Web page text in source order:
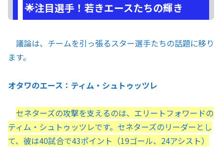
🌟注目選手！若きエースたちの輝き
議論は、チームを引っ張るスター選手たちの話題に移り
ます。
オタワのエース：ティム・シュトゥッツレ
セネターズの攻撃を支えるのは、エリートフォワードの
ティム・シュトゥッツレです。セネターズのリーダーとし
て、彼は40試合で43ポイント（19ゴール、24アシスト）